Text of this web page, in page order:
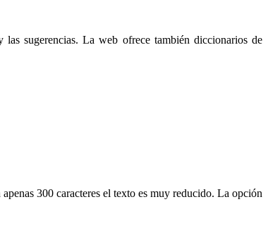
sugerencias. La web ofrece también diccionarios de
300 caracteres el texto es muy reducido. La opción